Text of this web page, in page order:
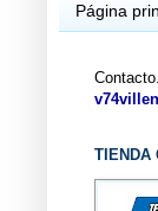
Página
TIENDA